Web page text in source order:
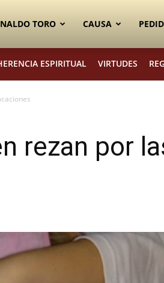
TORO CAUSA
ESPIRITUAL VIRTUDES
rezan por